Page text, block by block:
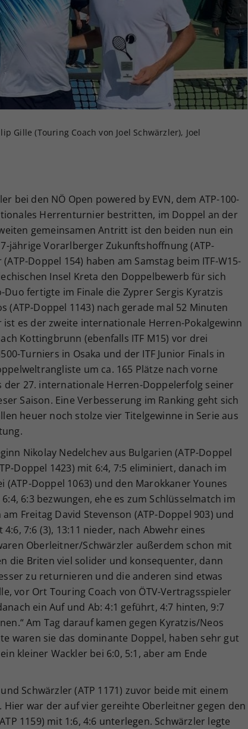
Gille (Touring Coach von Joel Schwärzler), Joel
bei den NÖ Open powered by EVN, dem ATP-100-
Herrenturnier bestritten, im Doppel an der
gemeinsamen Antritt ist den beiden nun ein
jährige Vorarlberger Zukunftshoffnung (ATP-
Doppel 154) haben am Samstag beim ITF-W15-
Insel Kreta den Doppelbewerb für sich
fertigte im Finale die Zyprer Sergis Kyratzis
(ATP-Doppel 1143) nach gerade mal 52 Minuten
ist es der zweite internationale Herren-Pokalgewinn
Kottingbrunn (ebenfalls ITF M15) vor drei
Turniers in Osaka und der ITF Junior Finals in
um ca. 165 Plätze nach vorne
27. internationale Herren-Doppelerfolg seiner
Saison. Eine Verbesserung im Ranking geht sich
heuer noch stolze vier Titelgewinne in Serie aus
Nikolay Nedelchev aus Bulgarien (ATP-Doppel
Doppel 1423) mit 6:4, 7:5 eliminiert, danach im
Doppel 1063) und den Marokkaner Younes
6:3 bezwungen, ehe es zum Schlüsselmatch im
Freitag David Stevenson (ATP-Doppel 903) und
7:6 (3), 13:11 nieder, nach Abwehr eines
Oberleitner/Schwärzler außerdem schon mit
die Briten viel solider und konsequenter, dann
zu returnieren und die anderen sind etwas
vor Ort Touring Coach von ÖTV-Vertragsspieler
ein Auf und Ab: 4:1 geführt, 4:7 hinten, 9:7
Am Tag darauf kamen gegen Kyratzis/Neos
waren sie das dominante Doppel, haben sehr gut
kleiner Wackler bei 6:0, 5:1, aber am Ende
Schwärzler (ATP 1171) zuvor beide mit einem
Hier war der auf vier gereihte Oberleitner gegen den
1159) mit 1:6, 4:6 unterlegen. Schwärzler legte
Ihrer vorgenommen Einstellungen, falls der
Webseiten-Betreiber dies eingestellt hat.